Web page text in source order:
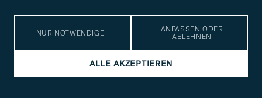
NUR NOTWENDIGE
ANPASSEN ODER
ABLEHNEN
ALLE AKZEPTIEREN